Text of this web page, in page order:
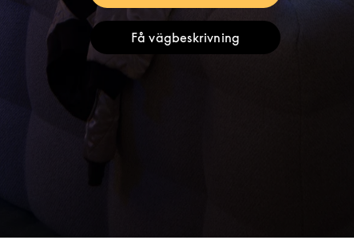
Få vägbeskrivningLink Opens in New Tab